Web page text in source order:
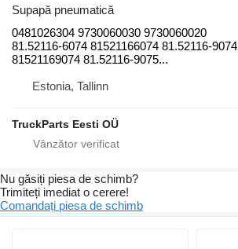
Supapă pneumatică
0481026304 9730060030 9730060020
81.52116-6074 81521166074 81.52116-9074
81521169074 81.52116-9075...
Estonia, Tallinn
TruckParts Eesti OÜ
Nu găsiți piesa de schimb?
Trimiteți imediat o cerere!
Comandați piesa de schimb